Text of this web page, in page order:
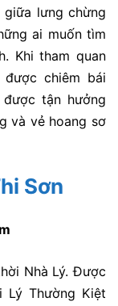
lưng chừng
ai muốn tìm
Khi tham quan
chiêm bái
tận hưởng
và vẻ hoang sơ
Sơn
Nhà Lý. Được
Lý Thường Kiệt